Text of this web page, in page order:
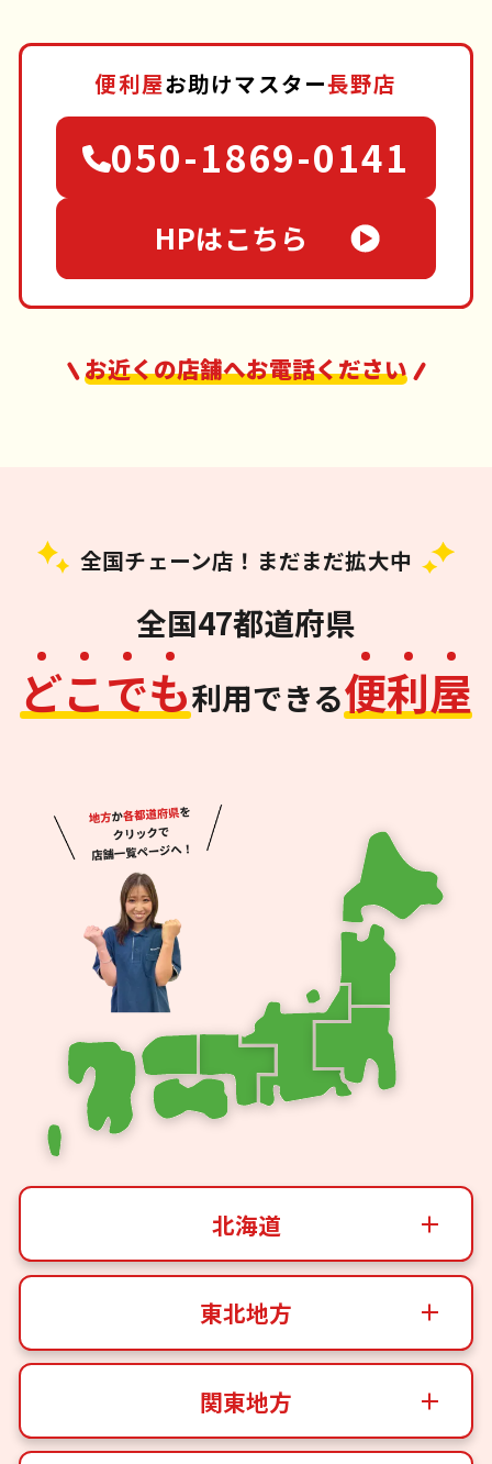
便利屋お助けマスター長野店
050-1869-0141
HPはこちら
お近くの店舗へお電話ください
全国チェーン店！まだまだ拡大中
全国47都道府県
どこでも利用できる便利屋
北海道
東北地方
関東地方